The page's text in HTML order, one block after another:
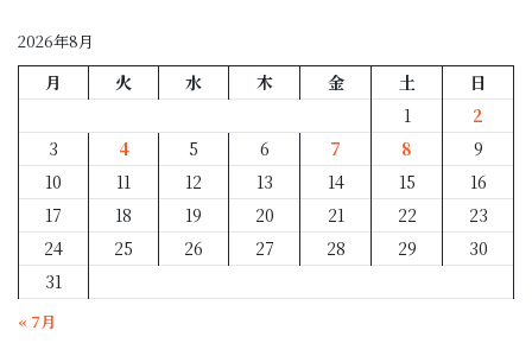
2026年8月
月 火 水 木 金 土
日
1
2
3
4 5 6 7 8
9
10
11 12 13 14 15
16
17
18 19 20 21 22
23
24
25 26 27 28 29
30
31
« 7月